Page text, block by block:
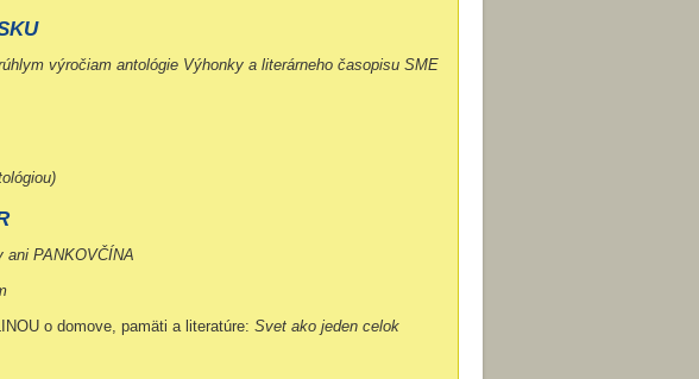
výročiam antológie Výhonky a literárneho časopisu SME
ani PANKOVČÍNA
o domove, pamäti a literatúre: Svet ako jeden celok